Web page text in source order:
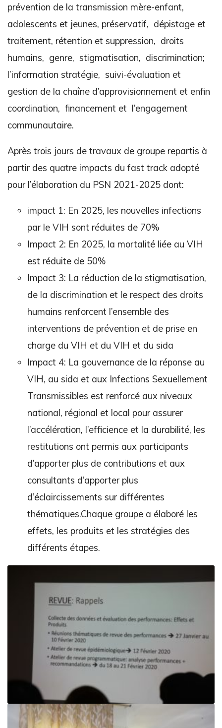
prévention de la transmission mère-enfant,
adolescents et jeunes, préservatif, dépistage et
traitement, rétention et suppression, droits
humains, genre, stigmatisation, discrimination;
l’information stratégie, suivi-évaluation et
gestion de la chaîne d’approvisionnement et enfin
coordination, financement et l’engagement
communautaire.
Après trois jours de travaux de groupe repartis à
partir des quatre impacts du fast track adopté
pour l’élaboration du PSN 2021-2025 dont:
impact 1: En 2025, les nouvelles infections
par le VIH sont réduites de 70%
Impact 2: En 2025, la mortalité liée au VIH
est réduite de 50%
Impact 3: La réduction de la stigmatisation,
de la discrimination et le respect des droits
humains renforcent l’ensemble des
interventions de prévention et de prise en
charge du VIH et du VIH et du sida
Impact 4: La gouvernance de la réponse au
VIH, au sida et aux Infections Sexuellement
Transmissibles est renforcé aux niveaux
national, régional et local pour assurer
l’accélération, l’efficience et la durabilité, les
restitutions ont permis aux participants
d’apporter plus de contributions et aux
consultants d’apporter plus
d’éclaircissements sur différentes
thématiques.Chaque groupe a élaboré les
effets, les produits et les stratégies des
différents étapes.